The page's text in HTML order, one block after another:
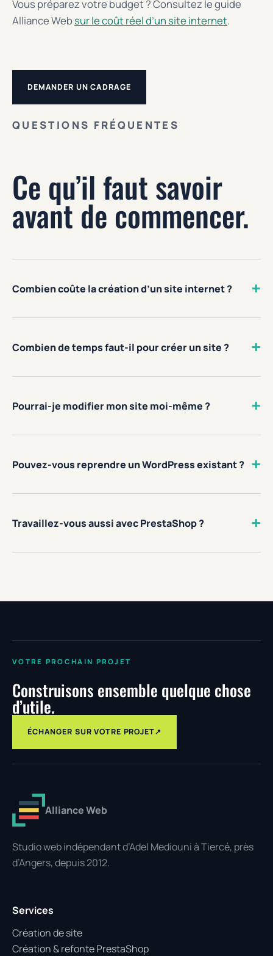
Vous préparez votre budget ? Consultez le guide
Alliance Websur le coût réel d’un site internet.
DEMANDER UN CADRAGE
QUESTIONS FRÉQUENTES
Ce qu’il faut savoir
avant de commencer.
Combien coûte la création d’un site internet ? +
Combien de temps faut-il pour créer un site ? +
Pourrai-je modifier mon site moi-même ? +
Pouvez-vous reprendre un WordPress existant ? +
Travaillez-vous aussi avec PrestaShop ? +
VOTRE PROCHAIN PROJET
Construisons ensemble quelque chose
d’utile.
ÉCHANGER SUR VOTRE PROJET↗
Alliance Web
Studio web indépendant d’Adel Mediouni à Tiercé, près
d’Angers, depuis 2012.
Services
Création de site
Création & refonte PrestaShop